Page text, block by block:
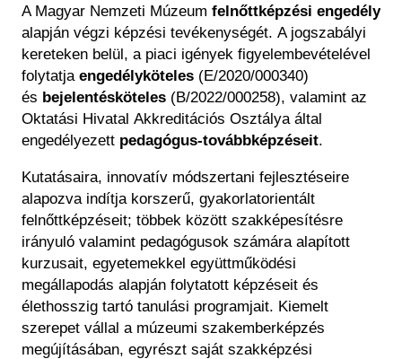
Régészet
Tagintézmények
Felnőttképzés
Közérdekű adatok
Képcsarnok
Történeti Fényképtár
Éremtár
Adattár
Központi Könyvtár
A Magyar Nemzeti Múzeum felnőttképzési engedély
alapján végzi képzési tevékenységét. A jogszabályi
kereteken belül, a piaci igények figyelembevételével
folytatjaengedélyköteles (E/2020/000340)
és bejelentésköteles (B/2022/000258), valamint az
Oktatási Hivatal Akkreditációs Osztálya által
engedélyezett pedagógus-továbbképzéseit.
Kutatásaira, innovatív módszertani fejlesztéseire
alapozva indítja korszerű, gyakorlatorientált
felnőttképzéseit; többek között szakképesítésre
irányuló valamint pedagógusok számára alapított
kurzusait, egyetemekkel együttműködési
megállapodás alapján folytatott képzéseit és
élethosszig tartó tanulási programjait. Kiemelt
szerepet vállal a múzeumi szakemberképzés
megújításában, egyrészt saját szakképzési